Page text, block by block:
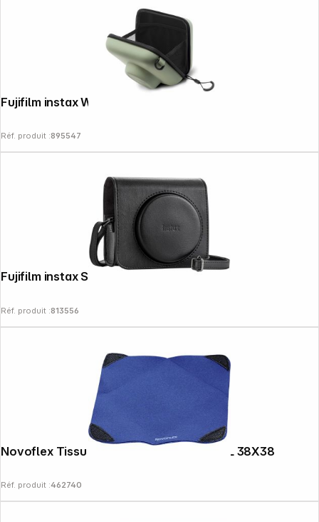
Réf. produit :895547
Fujifilm instax SQ 40 sacoche
Réf. produit :813556
Novoflex Tissu d'emballage L Bluewrap L 38X38
Réf. produit :462740